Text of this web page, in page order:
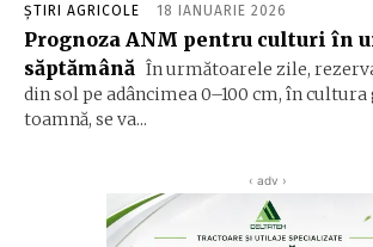
ȘTIRI AGRICOLE 18 IANUARIE 2026
Prognoza ANM pentru culturi în
săptămână În următoarele zile,
din sol pe adâncimea 0–100 cm, în
toamnă, se va...
‹ adv ›